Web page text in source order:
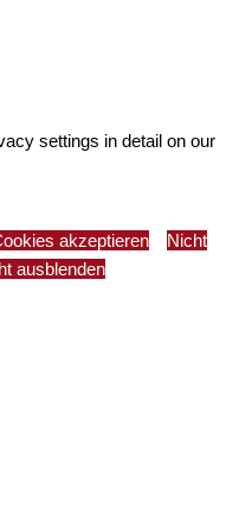
settings in detail on our
akzeptieren
Nicht
ausblenden